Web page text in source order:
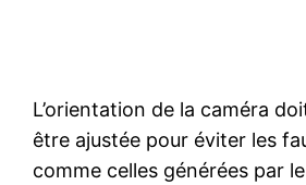
L’orientation de la caméra
être ajustée pour éviter les
comme celles générées par